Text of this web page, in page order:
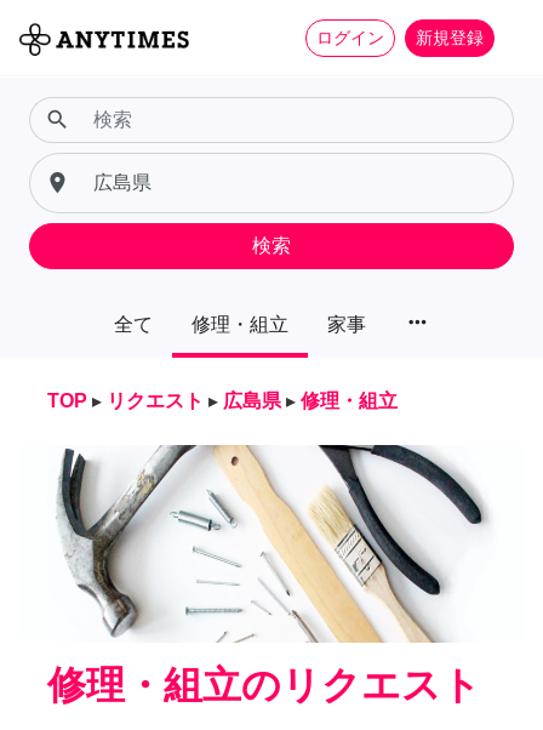
ログイン 新規登録
全て 修理・組立 家事 more_horiz
search
place
検索
TOP ▸ リクエスト ▸ 広島県 ▸ 修理・組立
修理・組立のリクエスト